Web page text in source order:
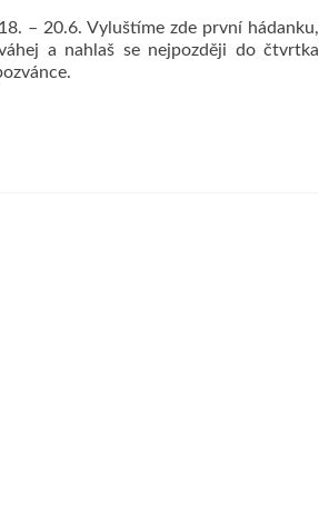
– 20.6. Vyluštíme zde první hádanku,
a nahlaš se nejpozději do čtvrtka